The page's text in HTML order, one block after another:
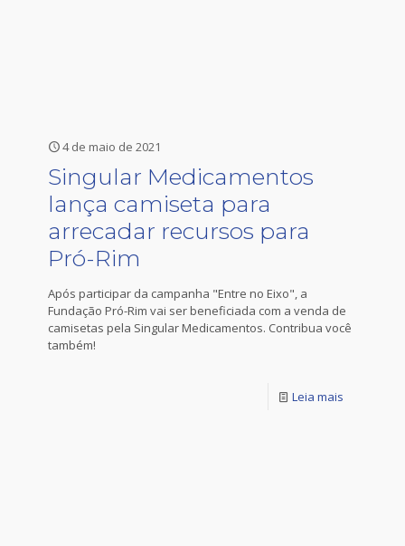
4 de maio de 2021
Singular Medicamentos
lança camiseta para
arrecadar recursos para
Pró-Rim
Após participar da campanha "Entre no Eixo", a
Fundação Pró-Rim vai ser beneficiada com a venda de
camisetas pela Singular Medicamentos. Contribua você
também!
Leia mais